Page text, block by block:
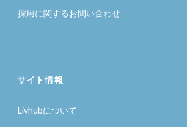
採用に関するお問い合わせ
サイト情報
Livhubについて